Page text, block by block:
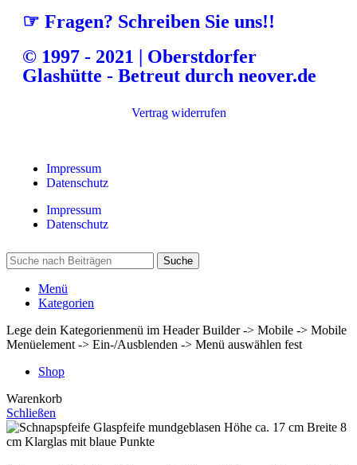
☞ Fragen? Schreiben Sie uns!!
© 1997 - 2021 | Oberstdorfer
Glashütte - Betreut durch neover.de
Vertrag widerrufen
Impressum
Datenschutz
Impressum
Datenschutz
Suche
Menü
Kategorien
Lege dein Kategorienmenü im Header Builder -> Mobile -> Mobile
Menüelement -> Ein-/Ausblenden -> Menü auswählen fest
Shop
Warenkorb
Schließen